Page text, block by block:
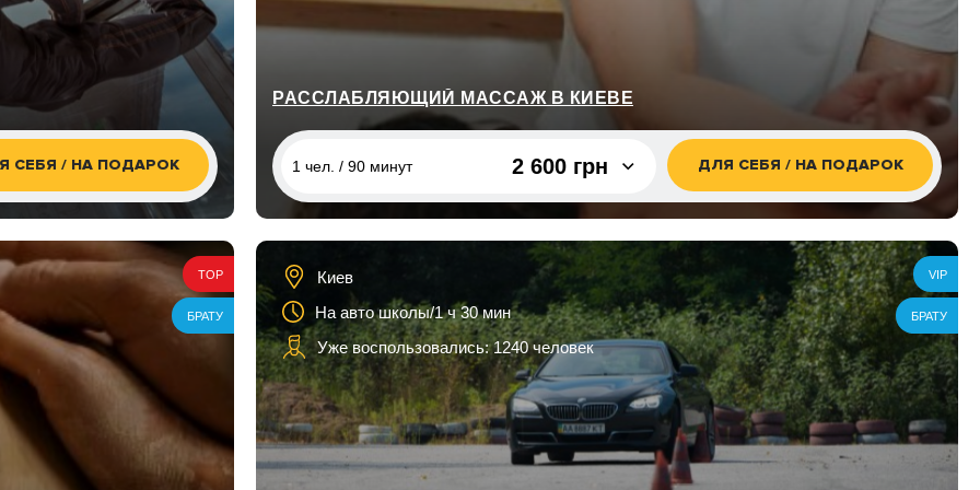
СЕБЯ / НА ПОДАРОК
РАССЛАБЛЯЮЩИЙ МАССАЖ В КИЕВЕ
1 чел. / 90 минут 2 600 грн
2 чел. / 90 минут 5 200 грн
ДЛЯ СЕБЯ / НА ПОДАРОК
TOP
БРАТУ
Киев
На авто школы/1 ч 30 мин
Уже воспользовались: 1240 человек
VIP
БРАТУ